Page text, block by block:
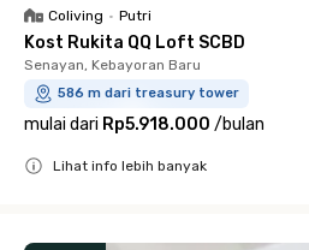
Coliving • Putri
Kost Rukita QQ Loft SCBD
Senayan, Kebayoran Baru
586 m dari treasury tower
mulai dari Rp5.918.000 /bulan
Lihat info lebih banyak